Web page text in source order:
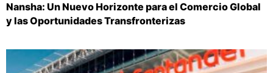
Nansha: Un Nuevo Horizonte para el Comercio Global
y las Oportunidades Transfronterizas